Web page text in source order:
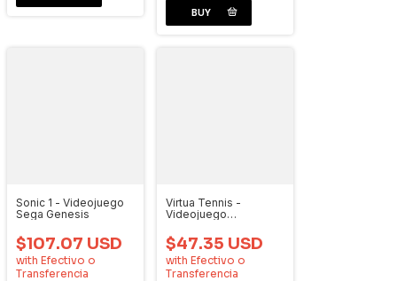
Sonic 1 - Videojuego
Sega Genesis
$107.07 USD
with Efectivo o
Transferencia
Virtua Tennis -
Videojuego
$47.35 USD
with Efectivo o
Transferencia